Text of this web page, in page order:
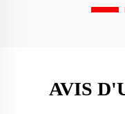
AVIS